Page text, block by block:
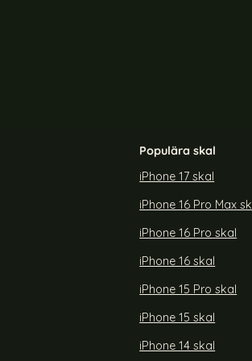
Fodral / Skal Brun
Magnet
Ultra 2in1 Magnet Fodral / Skal Grå
DG.MING Galaxy S23
Fodral / Skal
Art. nr 214450
rea pris
179 krtidigare pris
199 kr
DG.MING
Populära skal
iPhone 17 skal
iPhone 16 Pro Max
iPhone 16 Pro skal
iPhone 16 skal
iPhone 15 Pro skal
iPhone 15 skal
iPhone 14 skal